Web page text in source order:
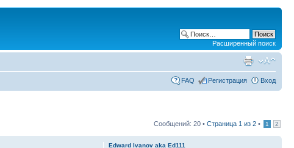
Расширенный поиск
FAQ Регистрация Вход
Сообщений: 20 • Страница 1 из 2 • 1 2
Edward Ivanov aka Ed111